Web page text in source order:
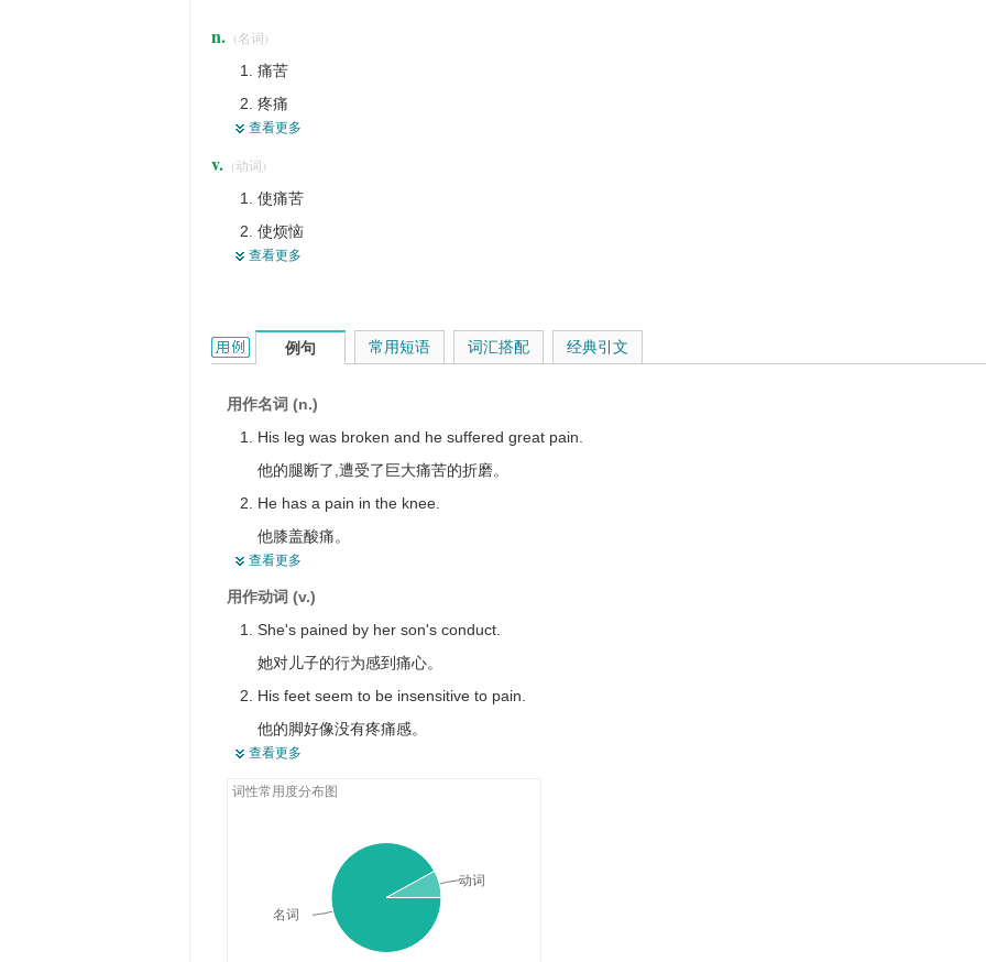
n. (名词)
痛苦
疼痛
产痛
辛苦
努力
讨厌的人
刻苦
烦闷
刑罚
费心
苦心
阵痛
苦恼
烦恼
查看更多
v. (动词)
使痛苦
使烦恼
引起疼痛
使疼痛
使感到痛苦
使难堪
使苦恼
作痛
疼痛
伤害
使痛
使悲痛
觉得痛
使 … 痛苦
查看更多
pain的用法和样例：
例句
用作名词 (n.)
His leg was broken and he suffered great pain.
他的腿断了,遭受了巨大痛苦的折磨。
He has a pain in the knee.
他膝盖酸痛。
He spares no efforts to study English.
他不辞劳苦地学习英语。
She's been complaining again she's a real pain!
她又发牢骚了－－真烦人！
查看更多
用作动词 (v.)
She's pained by her son's conduct.
她对儿子的行为感到痛心。
His feet seem to be insensitive to pain.
他的脚好像没有疼痛感。
Weeping is a normal response to pain.
哭泣是痛苦的正常反应.
查看更多
词性常用度分布图
名词
动词
常用短语 词汇搭配 经典引文